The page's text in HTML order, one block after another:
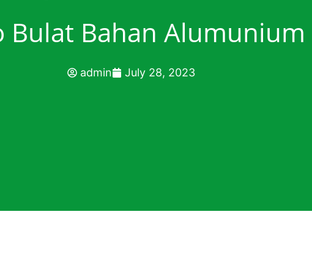
Bulat Bahan
admin July 28, 2023